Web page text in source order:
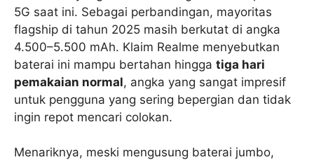
5G saat ini. Sebagai perbandingan, mayoritas
flagship di tahun 2025 masih berkutat di angka
4.500–5.500 mAh. Klaim Realme menyebutkan
baterai ini mampu bertahan hingga tiga hari
pemakaian normal, angka yang sangat impresif
untuk pengguna yang sering bepergian dan tidak
ingin repot mencari colokan.
Menariknya, meski mengusung baterai jumbo,